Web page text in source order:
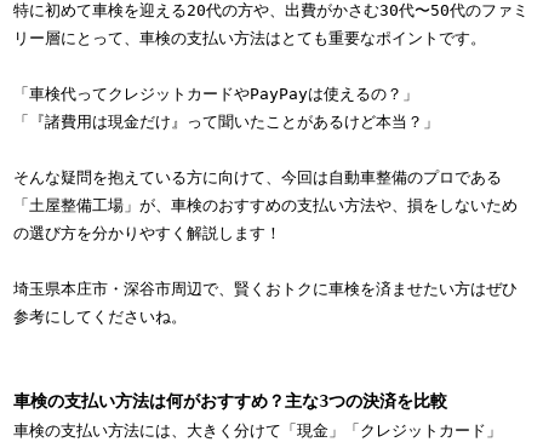
特に初めて車検を迎える20代の方や、出費がかさむ30代〜50代のファミ
リー層にとって、車検の支払い方法はとても重要なポイントです。
「車検代ってクレジットカードやPayPayは使えるの？」
「『諸費用は現金だけ』って聞いたことがあるけど本当？」
そんな疑問を抱えている方に向けて、今回は自動車整備のプロである
「土屋整備工場」が、車検のおすすめの支払い方法や、損をしないため
の選び方を分かりやすく解説します！
埼玉県本庄市・深谷市周辺で、賢くおトクに車検を済ませたい方はぜひ
参考にしてくださいね。
車検の支払い方法は何がおすすめ？主な3つの決済を比較
車検の支払い方法には、大きく分けて「現金」「クレジットカード」